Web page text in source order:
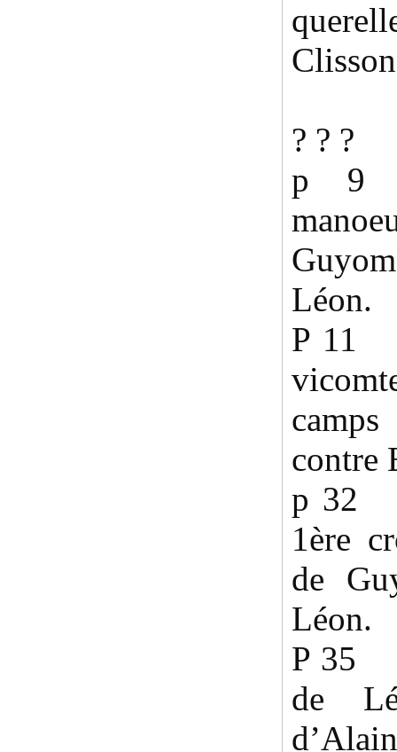
? ? ?
p 9
Léon.
P 11
contre
p 32
1ère
de
Léon.
P 35
de